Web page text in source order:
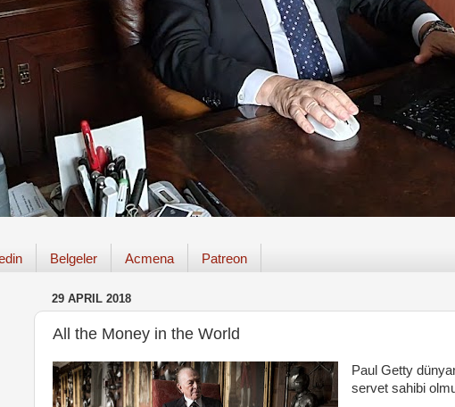
Belgeler Acmena Patreon
29 APRIL 2018
All the Money in the World
Paul Getty
servet sahibi